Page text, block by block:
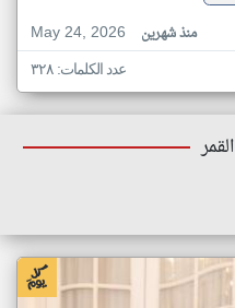
May 24, 2026
منذ شهرين
عدد الكلمات: ٣٢٨